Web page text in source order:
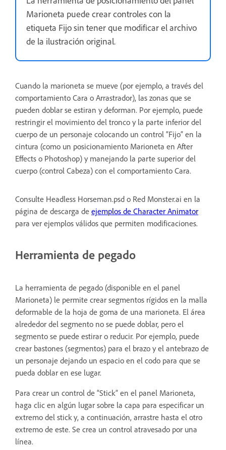
Marioneta puede crear controles con la
etiqueta Fijo sin tener que modificar el archivo
de la ilustración original.
Cuando la marioneta se mueve (por ejemplo, a través del
comportamiento Cara o Arrastrador), las zonas que se
pueden doblar se estiran y deforman. Por ejemplo, puede
restringir el movimiento del tronco y la parte inferior del
cuerpo de un personaje colocando un control “Fijo” en la
cintura (como un posicionamiento Marioneta en After
Effects o Photoshop) y manejando la parte superior del
cuerpo (control Cabeza) con el comportamiento Cara.
Consulte Headless Horseman.psd o Red Monster.ai en la
página de descarga de ejemplos de Character Animator
para ver ejemplos válidos que permiten modificaciones.
Herramienta de pegado
La herramienta de pegado (disponible en el panel
Marioneta) le permite crear segmentos rígidos en la malla
deformable de la hoja de goma de una marioneta. El área
alrededor del segmento no se puede doblar, pero el
segmento se puede estirar o reducir. Por ejemplo, puede
crear bastones (segmentos) para el brazo y el antebrazo de
un personaje dejando un espacio en el codo para que se
pueda doblar en ese lugar.
Para crear un control de “Stick” en el panel Marioneta,
haga clic en algún lugar sobre la capa para especificar un
extremo del stick y, a continuación, arrastre hasta el otro
extremo de este. Se crea un control atravesado por una
línea.